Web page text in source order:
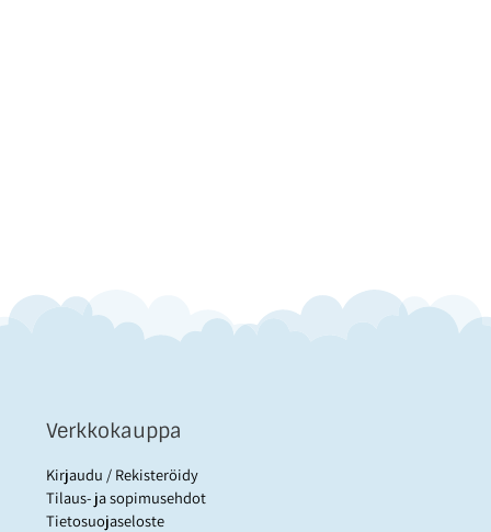
Verkkokauppa
Kirjaudu / Rekisteröidy
Tilaus- ja sopimusehdot
Tietosuojaseloste